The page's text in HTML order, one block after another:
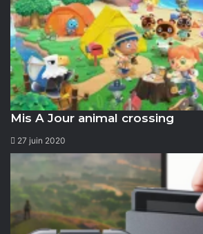
Mis A Jour animal crossing
27 juin 2020